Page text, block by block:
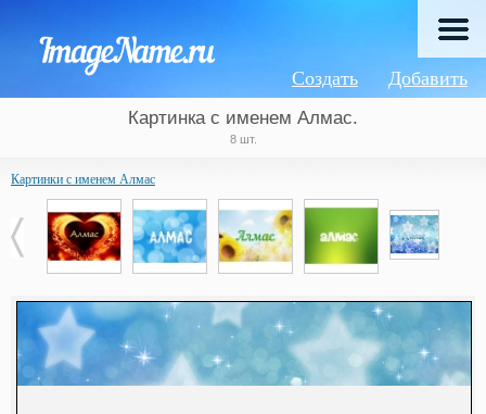
Добавить
Создать
Картинка с именем Алмас.
8 шт.
Картинки с именем Алмас